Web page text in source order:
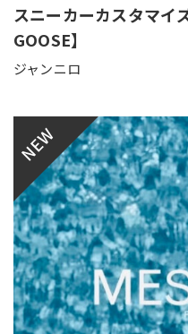
スニーカーカスタマイ
GOOSE】
ジャンニロ
NEW